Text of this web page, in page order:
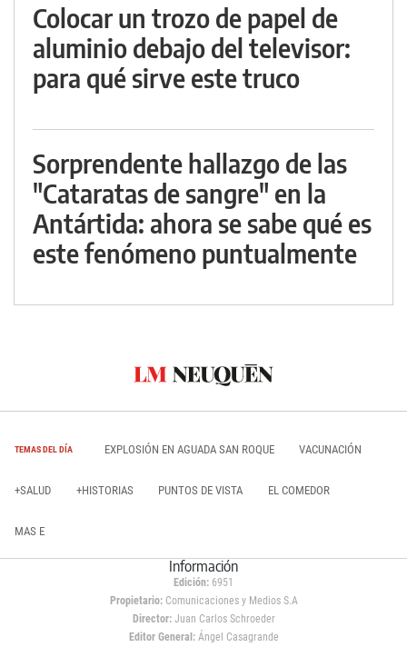
Colocar un trozo de papel de
aluminio debajo del televisor:
para qué sirve este truco
Sorprendente hallazgo de las
"Cataratas de sangre" en la
Antártida: ahora se sabe qué es
este fenómeno puntualmente
TEMAS DEL DÍA EXPLOSIÓN EN AGUADA SAN ROQUE VACUNACIÓN
+SALUD +HISTORIAS PUNTOS DE VISTA EL COMEDOR
MAS E
Información
Edición: 6951
Propietario:Comunicaciones y Medios S.A
Director: Juan Carlos Schroeder
Editor General:Ángel Casagrande